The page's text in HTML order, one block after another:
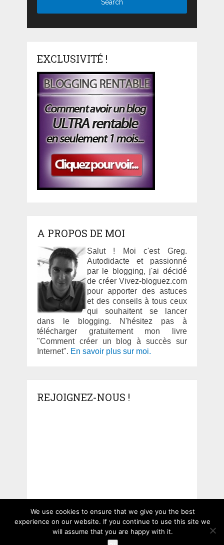
EXCLUSIVITÉ !
A PROPOS DE MOI
Salut ! Moi c'est Greg.
Autodidacte et passionné
par le blogging, j'ai décidé
de créer Vivez-bloguez.com
pour apporter des astuces
et des conseils à tous ceux
qui souhaitent se lancer
dans le blogging. N'hésitez pas à
télécharger gratuitement mon livre
"Comment créer un blog à succès sur
Internet". En savoir plus sur moi.
REJOIGNEZ-NOUS !
We use cookies to ensure that we give you the best
experience on our website. If you continue to use this site we
will assume that you are happy with it.